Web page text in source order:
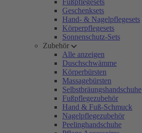
Fußpflegesets
Geschenksets
Hand- & Nagelpflegesets
Körperpflegesets
Sonnenschutz-Sets
Zubehör
Alle anzeigen
Duschschwämme
Körperbürsten
Massagebürsten
Selbstbräungshandschuhe
Fußpflegezubehör
Hand & Fuß-Schmuck
Nagelpflegezubehör
Peelinghandschuhe